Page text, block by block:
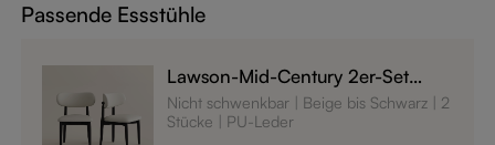
Passende Essstühle
Lawson-Mid-Century 2er-Set
Essstühle mit beigem Bezug &
Eschenholz-Gestell in Schwarz -
Nicht schwenkbar Beige bis Schwarz
2
Stücke
PU-Leder